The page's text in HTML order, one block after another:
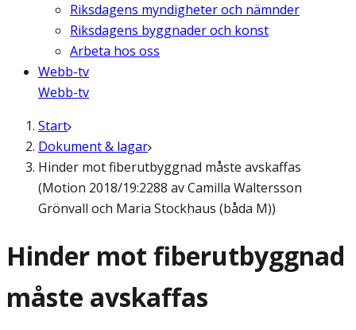
Riksdagens myndigheter och nämnder
Riksdagens byggnader och konst
Arbeta hos oss
Webb-tv
Webb-tv
Start
Dokument & lagar
Hinder mot fiberutbyggnad måste avskaffas
(Motion 2018/19:2288 av Camilla Waltersson
Grönvall och Maria Stockhaus (båda M))
Hinder mot fiberutbyggnad
måste avskaffas